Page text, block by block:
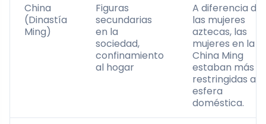
China
(Dinastía
Ming)
Figuras
secundarias
en la
sociedad,
confinamiento
al hogar
A diferencia de
las mujeres
aztecas, las
mujeres en la
China Ming
estaban más
restringidas a la
esfera
doméstica.